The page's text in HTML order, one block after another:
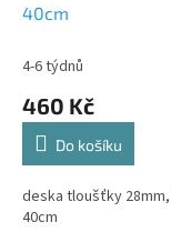
40cm
4-6 týdnů
460 Kč
Do košíku
deska tloušťky
40cm